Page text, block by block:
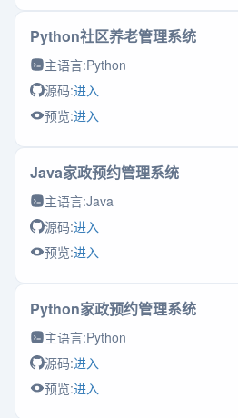
Python社区养老管理系统
主语言:Python
源码:进入
预览:进入
Java家政预约管理系统
主语言:Java
源码:进入
预览:进入
Python家政预约管理系统
主语言:Python
源码:进入
预览:进入